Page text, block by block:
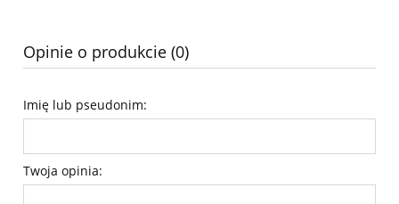
Opinie o produkcie (0)
Imię lub pseudonim:
Twoja opinia: